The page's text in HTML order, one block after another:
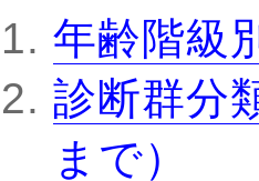
年齢階級
診断群分
まで）